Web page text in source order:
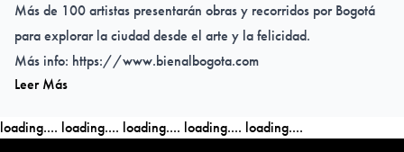
Más de 100 artistas presentarán obras y recorridos por Bogotá
para explorar la ciudad desde el arte y la felicidad.
Más info: https://www.bienalbogota.com
Leer Más
loading.... loading.... loading.... loading.... loading....